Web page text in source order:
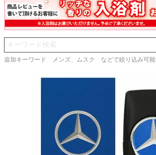
追加キーワード メンズ、ムスク などで絞り込み可能